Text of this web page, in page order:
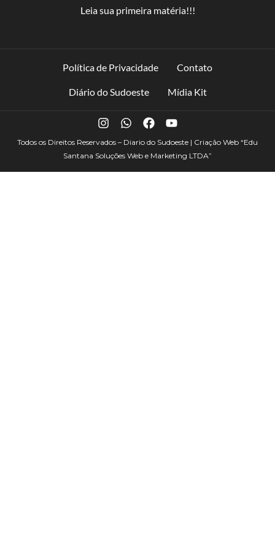
Leia sua primeira matéria!!!
Política de Privacidade Contato
Diário do Sudoeste Mídia Kit
Todos os Direitos Reservados – Diario do Sudoeste | Criação Web “Edu
Santana Soluções Web e Marketing LTDA”